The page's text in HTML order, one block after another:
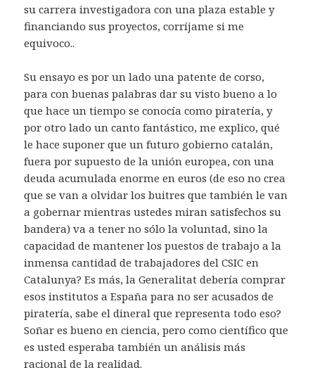
su carrera investigadora con una plaza estable y
financiando sus proyectos, corríjame si me
equivoco..
Su ensayo es por un lado una patente de corso,
para con buenas palabras dar su visto bueno a lo
que hace un tiempo se conocía como piratería, y
por otro lado un canto fantástico, me explico, qué
le hace suponer que un futuro gobierno catalán,
fuera por supuesto de la unión europea, con una
deuda acumulada enorme en euros (de eso no crea
que se van a olvidar los buitres que también le van
a gobernar mientras ustedes miran satisfechos su
bandera) va a tener no sólo la voluntad, sino la
capacidad de mantener los puestos de trabajo a la
inmensa cantidad de trabajadores del CSIC en
Catalunya? Es más, la Generalitat debería comprar
esos institutos a España para no ser acusados de
piratería, sabe el dineral que representa todo eso?
Soñar es bueno en ciencia, pero como científico que
es usted esperaba también un análisis más
racional de la realidad.